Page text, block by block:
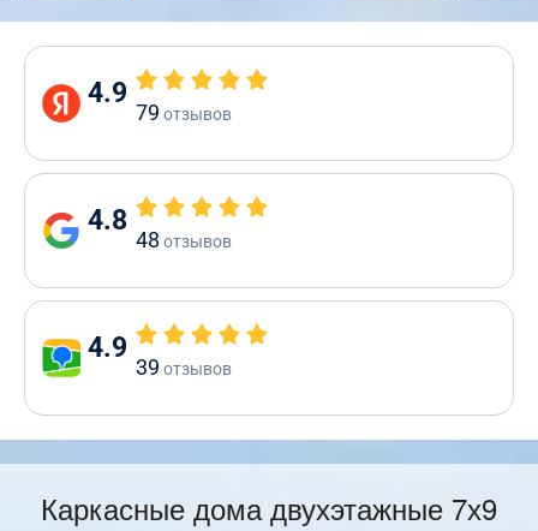
4.9
79 отзывов
4.8
48 отзывов
4.9
39 отзывов
Каркасные дома двухэтажные 7х9